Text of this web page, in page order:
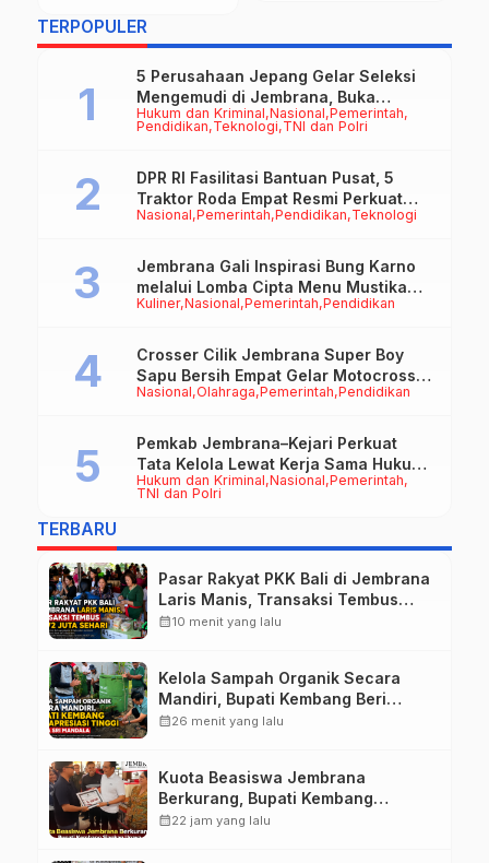
TERPOPULER
Hukum dan Kriminal Nasional Pemerintah
Pendidikan Teknologi TNI dan Polri
5 Perusahaan Jepang Gelar Seleksi
Mengemudi di Jembrana, Buka
Peluang Kerja bagi Calon PMI
Nasional Pemerintah Pendidikan Teknologi
DPR RI Fasilitasi Bantuan Pusat, 5
Traktor Roda Empat Resmi Perkuat
Mekanisasi Pertanian Jembrana
Kuliner Nasional Pemerintah Pendidikan
Jembrana Gali Inspirasi Bung Karno
melalui Lomba Cipta Menu Mustika
Rasa
Nasional Olahraga Pemerintah Pendidikan
Crosser Cilik Jembrana Super Boy
Sapu Bersih Empat Gelar Motocross
50cc
Hukum dan Kriminal Nasional Pemerintah
TNI dan Polri
Pemkab Jembrana–Kejari Perkuat
Tata Kelola Lewat Kerja Sama Hukum
Datun
TERBARU
Pasar Rakyat PKK Bali di Jembrana
Laris Manis, Transaksi Tembus
Rp.672 Juta Sehari
calendar_month10 menit yang lalu
Kelola Sampah Organik Secara
Mandiri, Bupati Kembang Beri
Apresiasi Tinggi Warga Sri
calendar_month26 menit yang lalu
Kuota Beasiswa Jembrana
Berkurang, Bupati Kembang
Siapkan Upaya Penambahan di
calendar_month22 jam yang lalu